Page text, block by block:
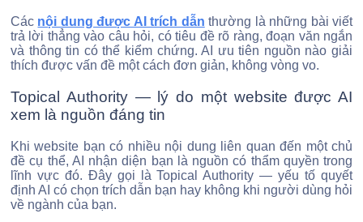
Các nội dung được AI trích dẫn thường là những bài viết
trả lời thẳng vào câu hỏi, có tiêu đề rõ ràng, đoạn văn ngắn
và thông tin có thể kiểm chứng. AI ưu tiên nguồn nào giải
thích được vấn đề một cách đơn giản, không vòng vo.
Topical Authority — lý do một website được AI
xem là nguồn đáng tin
Khi website bạn có nhiều nội dung liên quan đến một chủ
đề cụ thể, AI nhận diện bạn là nguồn có thẩm quyền trong
lĩnh vực đó. Đây gọi là Topical Authority — yếu tố quyết
định AI có chọn trích dẫn bạn hay không khi người dùng hỏi
về ngành của bạn.